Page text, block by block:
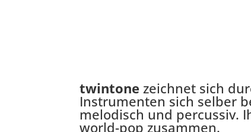
twintone zeichnet sich
Instrumenten sich selber
melodisch und percussiv.
world-pop zusammen.